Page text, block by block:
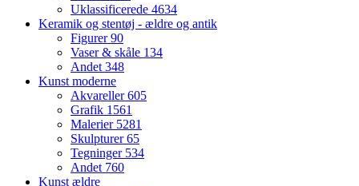
Uklassificerede 4634
Keramik og stentøj - ældre og antik
Figurer90
Vaser & skåle 134
Andet348
Kunst moderne
Akvareller605
Grafik 1561
Malerier 5281
Skulpturer65
Tegninger 534
Andet 760
Kunst ældre